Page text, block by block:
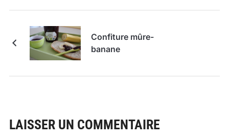
Confiture mûre-
banane
LAISSER UN COMMENTAIRE